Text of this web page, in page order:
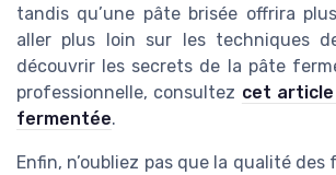
tandis qu’une pâte brisée offrira
aller plus loin sur les techniques
découvrir les secrets de la pâte
professionnelle, consultez cet
fermentée.
Enfin, n’oubliez pas que la qualité